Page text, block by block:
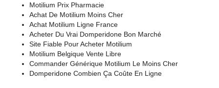
Motilium Prix Pharmacie
Achat De Motilium Moins Cher
Achat Motilium Ligne France
Acheter Du Vrai Domperidone Bon Marché
Site Fiable Pour Acheter Motilium
Motilium Belgique Vente Libre
Commander Générique Motilium Le Moins Cher
Domperidone Combien Ça Coûte En Ligne